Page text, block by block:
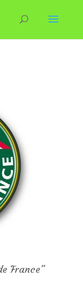
France"